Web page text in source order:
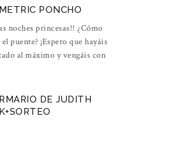
PONCHO
noches princesas!! ¿Cómo
puente? ¡Espero que hayáis
al máximo y vengáis con
DE JUDITH